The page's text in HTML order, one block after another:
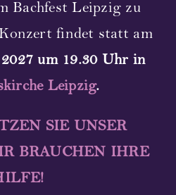
Bachfest Leipzig zu
findet statt am
um 19.30 Uhr in
Leipzig.
SIE UNSER
BRAUCHEN IHRE